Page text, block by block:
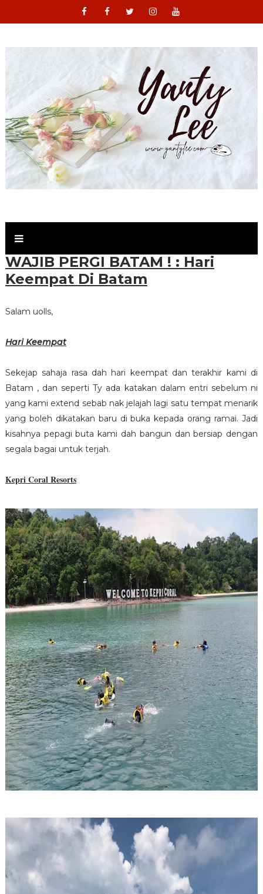
WAJIB PERGI BATAM ! : Hari
Keempat Di Batam
Salam uolls,
Hari Keempat
Sekejap sahaja rasa dah hari keempat dan terakhir kami di
Batam , dan seperti Ty ada katakan dalam entri sebelum ni
yang kami extend sebab nak jelajah lagi satu tempat menarik
yang boleh dikatakan baru di buka kepada orang ramai. Jadi
kisahnya pepagi buta kami dah bangun dan bersiap dengan
segala bagai untuk terjah.
Kepri Coral Resorts